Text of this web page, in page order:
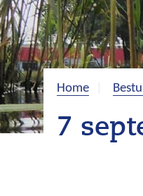
Home
7